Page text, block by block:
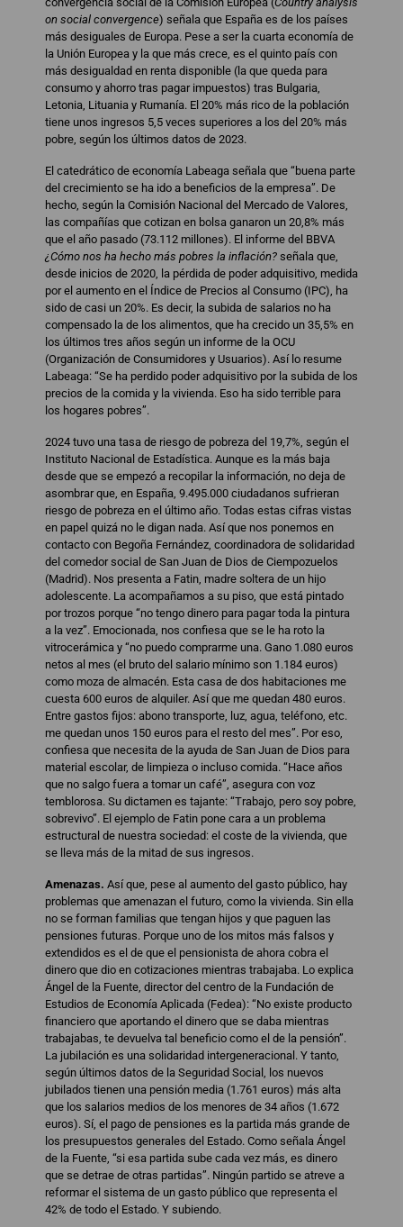
on social convergence) señala que España es de los países
más desiguales de Europa. Pese a ser la cuarta economía de
la Unión Europea y la que más crece, es el quinto país con
más desigualdad en renta disponible (la que queda para
consumo y ahorro tras pagar impuestos) tras Bulgaria,
Letonia, Lituania y Rumanía. El 20% más rico de la población
tiene unos ingresos 5,5 veces superiores a los del 20% más
pobre, según los últimos datos de 2023.
El catedrático de economía Labeaga señala que “buena parte
del crecimiento se ha ido a beneficios de la empresa”. De
hecho, según la Comisión Nacional del Mercado de Valores,
las compañías que cotizan en bolsa ganaron un 20,8% más
que el año pasado (73.112 millones). El informe del BBVA
¿Cómo nos ha hecho más pobres la inflación? señala que,
desde inicios de 2020, la pérdida de poder adquisitivo, medida
por el aumento en el Índice de Precios al Consumo (IPC), ha
sido de casi un 20%. Es decir, la subida de salarios no ha
compensado la de los alimentos, que ha crecido un 35,5% en
los últimos tres años según un informe de la OCU
(Organización de Consumidores y Usuarios). Así lo resume
Labeaga: “Se ha perdido poder adquisitivo por la subida de los
precios de la comida y la vivienda. Eso ha sido terrible para
los hogares pobres”.
2024 tuvo una tasa de riesgo de pobreza del 19,7%, según el
Instituto Nacional de Estadística. Aunque es la más baja
desde que se empezó a recopilar la información, no deja de
asombrar que, en España, 9.495.000 ciudadanos sufrieran
riesgo de pobreza en el último año. Todas estas cifras vistas
en papel quizá no le digan nada. Así que nos ponemos en
contacto con Begoña Fernández, coordinadora de solidaridad
del comedor social de San Juan de Dios de Ciempozuelos
(Madrid). Nos presenta a Fatin, madre soltera de un hijo
adolescente. La acompañamos a su piso, que está pintado
por trozos porque “no tengo dinero para pagar toda la pintura
a la vez”. Emocionada, nos confiesa que se le ha roto la
vitrocerámica y “no puedo comprarme una. Gano 1.080 euros
netos al mes (el bruto del salario mínimo son 1.184 euros)
como moza de almacén. Esta casa de dos habitaciones me
cuesta 600 euros de alquiler. Así que me quedan 480 euros.
Entre gastos fijos: abono transporte, luz, agua, teléfono, etc.
me quedan unos 150 euros para el resto del mes”. Por eso,
confiesa que necesita de la ayuda de San Juan de Dios para
material escolar, de limpieza o incluso comida. “Hace años
que no salgo fuera a tomar un café”, asegura con voz
temblorosa. Su dictamen es tajante: “Trabajo, pero soy pobre,
sobrevivo”. El ejemplo de Fatin pone cara a un problema
estructural de nuestra sociedad: el coste de la vivienda, que
se lleva más de la mitad de sus ingresos.
Amenazas. Así que, pese al aumento del gasto público, hay
problemas que amenazan el futuro, como la vivienda. Sin ella
no se forman familias que tengan hijos y que paguen las
pensiones futuras. Porque uno de los mitos más falsos y
extendidos es el de que el pensionista de ahora cobra el
dinero que dio en cotizaciones mientras trabajaba. Lo explica
Ángel de la Fuente, director del centro de la Fundación de
Estudios de Economía Aplicada (Fedea): “No existe producto
financiero que aportando el dinero que se daba mientras
trabajabas, te devuelva tal beneficio como el de la pensión”.
La jubilación es una solidaridad intergeneracional. Y tanto,
según últimos datos de la Seguridad Social, los nuevos
jubilados tienen una pensión media (1.761 euros) más alta
que los salarios medios de los menores de 34 años (1.672
euros). Sí, el pago de pensiones es la partida más grande de
los presupuestos generales del Estado. Como señala Ángel
de la Fuente, “si esa partida sube cada vez más, es dinero
que se detrae de otras partidas”. Ningún partido se atreve a
reformar el sistema de un gasto público que representa el
42% de todo el Estado. Y subiendo.